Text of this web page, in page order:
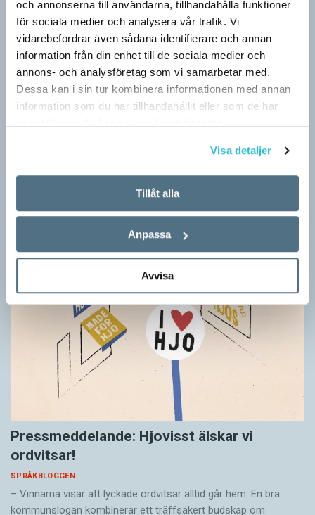
och annonserna till användarna, tillhandahålla funktioner
för sociala medier och analysera vår trafik. Vi
vidarebefordrar även sådana identifierare och annan
information från din enhet till de sociala medier och
annons- och analysföretag som vi samarbetar med.
Dessa kan i sin tur kombinera informationen med annan
information som du har tillhandahållit eller som de har
Visa detaljer
Tillåt alla
Anpassa
Avvisa
Särskolan byter namn
Grundsärskola byter namn till anpassad grundskola och
stor del i att detta namnbyte sker är artonåriga Leo Lust…
Pressmeddelande: Hjovisst älskar vi
ordvitsar!
SPRÅKBLOGGEN
– Vinnarna visar att lyckade ordvitsar alltid går hem. En bra
kommunslogan kombinerar ett träffsäkert budskap om